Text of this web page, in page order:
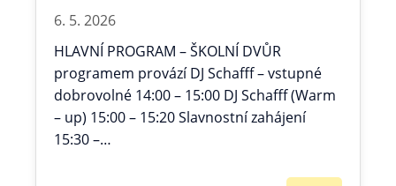
6. 5. 2026
HLAVNÍ PROGRAM – ŠKOLNÍ DVŮR
programem provází DJ Schafff – vstupné
dobrovolné 14:00 – 15:00 DJ Schafff (Warm
– up) 15:00 – 15:20 Slavnostní zahájení
15:30 –…